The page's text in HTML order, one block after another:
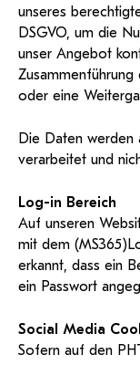
unseres
DSGVO, um die
unser Angebot
oder eine
Die Daten werden
verarbeitet und
Log-in Bereich
Auf unseren
mit dem
erkannt, dass ein
ein Passwort
Social Media
Sofern auf den